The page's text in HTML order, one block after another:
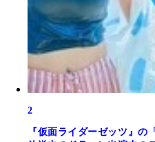
2
『仮面ライダーゼッツ』